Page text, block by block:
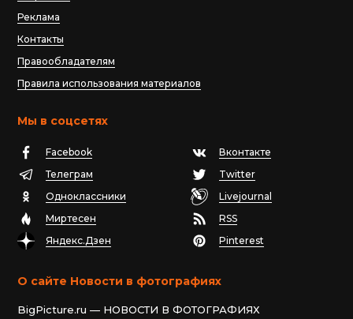
Реклама
Контакты
Правообладателям
Правила использования материалов
Мы в соцсетях
Facebook
Вконтакте
Телеграм
Twitter
Одноклассники
Livejournal
Миртесен
RSS
Яндекс.Дзен
Pinterest
О сайте Новости в фотографиях
BigPicture.ru — НОВОСТИ В ФОТОГРАФИЯХ